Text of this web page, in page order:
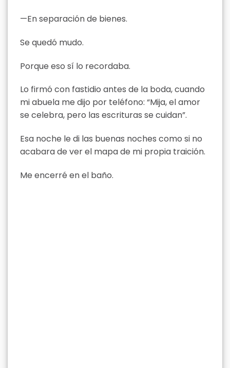
—En separación de bienes.
Se quedó mudo.
Porque eso sí lo recordaba.
Lo firmó con fastidio antes de la boda, cuando
mi abuela me dijo por teléfono: “Mija, el amor
se celebra, pero las escrituras se cuidan”.
Esa noche le di las buenas noches como si no
acabara de ver el mapa de mi propia traición.
Me encerré en el baño.